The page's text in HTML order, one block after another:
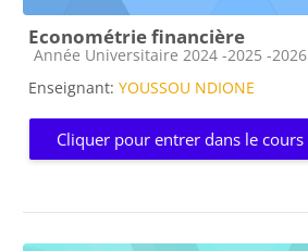
Econométrie financière
Catégorie de cours
Année Universitaire 2024 -2025 -2026
Enseignant: YOUSSOU NDIONE
Cliquer pour entrer dans le cours